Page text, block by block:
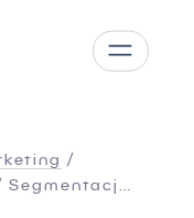
EN
Segmentacj…